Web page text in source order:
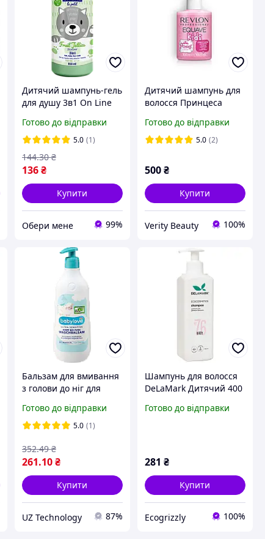
Дитячий шампунь-гель
для душу 3в1 On Line
Готово до відправки
5.0 (1)
136 ₴
144.30 ₴
Купити
Обери мене 99%
Дитячий шампунь для
волосся Принцеса
Revlon 300 мл
Готово до відправки
5.0 (2)
500₴
Купити
Verity Beauty 100%
Бальзам для вмивання
з голови до ніг для
babylove Ultra Sensitive
Kopf bis Fuss
Готово до відправки
5.0 (1)
261.10 ₴
352.49 ₴
Купити
UZ Technology 87%
Шампунь для волосся
DeLaMark Дитячий 400
Готово до відправки
281 ₴
Купити
Ecogrizzly 100%